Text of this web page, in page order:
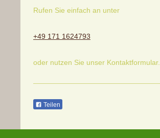
Rufen Sie einfach an unter
+49 171 1624793
oder nutzen Sie unser Kontaktformular.
Teilen